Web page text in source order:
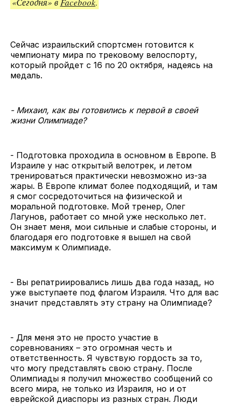
Сейчас израильский спортсмен готовится к
чемпионату мира по трековому велоспорту,
который пройдет с 16 по 20 октября, надеясь на
медаль.
- Михаил, как вы готовились к первой в своей
жизни Олимпиаде?
- Подготовка проходила в основном в Европе. В
Израиле у нас открытый велотрек, и летом
тренироваться практически невозможно из-за
жары. В Европе климат более подходящий, и там
я смог сосредоточиться на физической и
моральной подготовке. Мой тренер, Олег
Лагунов, работает со мной уже несколько лет.
Он знает меня, мои сильные и слабые стороны, и
благодаря его подготовке я вышел на свой
максимум к Олимпиаде.
- Вы репатриировались лишь два года назад, но
уже выступаете под флагом Израиля. Что для вас
значит представлять эту страну на Олимпиаде?
- Для меня это не просто участие в
соревнованиях – это огромная честь и
ответственность. Я чувствую гордость за то,
что могу представлять свою страну. После
Олимпиады я получил множество сообщений со
всего мира, не только из Израиля, но и от
еврейской диаспоры из разных стран. Люди